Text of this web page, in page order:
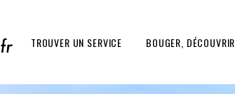
TROUVER UN SERVICE BOUGER, DÉCOUVRIR